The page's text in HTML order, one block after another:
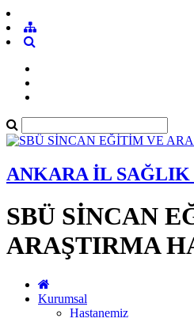
ANKARA İL
SBÜ SİNCAN
ARAŞTIRMA
Kurumsal
Hastanemiz